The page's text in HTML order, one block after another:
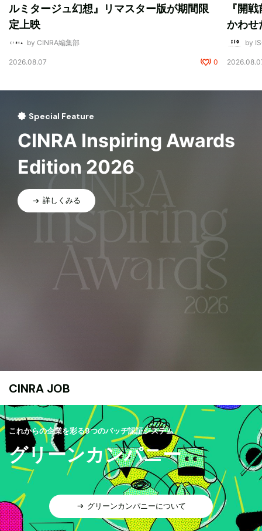
ルミタージュ幻想』リマスター版が期間限
定上映
by CINRA編集部
2026.08.07 0
『開
かわせ
by
Special Feature
CINRA Inspiring Awards
Edition 2026
詳しくみる
CINRA JOB
これからの企業を彩る9つのバッヂ認証システム
グリーンカンパニー
グリーンカンパニーについて